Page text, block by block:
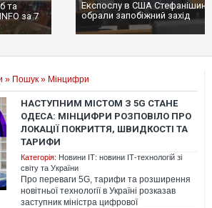
та
за 7
Експослу в США
обрали запобіжний захід
» Пошук » Мінцифри
НАСТУПНИМ МІСТОМ З 5G СТАНЕ
ОДЕСА: МІНЦИФРИ РОЗПОВІЛО ПРО
ЛОКАЦІЇ ПОКРИТТЯ, ШВИДКОСТІ ТА
ТАРИФИ
Категорія: Новини ІТ: новини ІТ-технологій зі
світу та України
Про переваги 5G, тарифи та розширення
новітньої технології в Україні розказав
заступник міністра цифрової